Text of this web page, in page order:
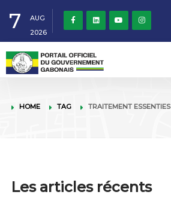
7
AUG
2026
HOME TAG TRAITEMENT ESSENTIES
Les articles récents